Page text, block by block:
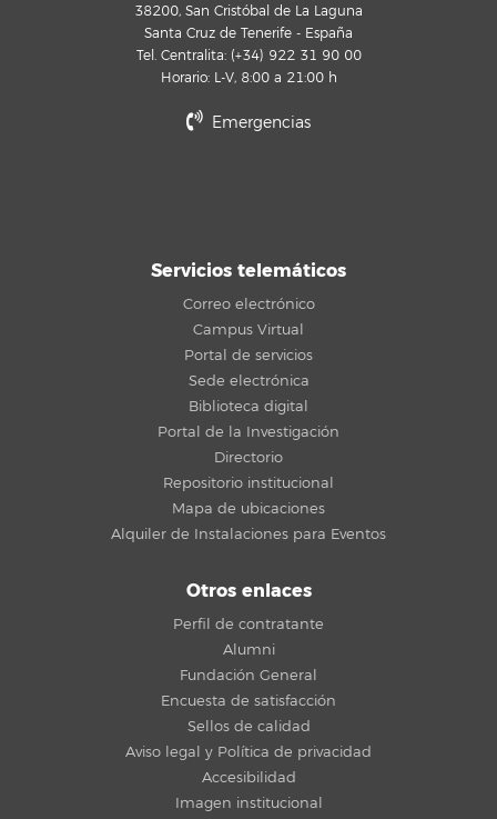
38200, San Cristóbal de La Laguna
Santa Cruz de Tenerife - España
Tel. Centralita: (+34) 922 31 90 00
Horario: L-V, 8:00 a 21:00 h
Emergencias
Servicios telemáticos
Correo electrónico
Campus Virtual
Portal de servicios
Sede electrónica
Biblioteca digital
Portal de la Investigación
Directorio
Repositorio institucional
Mapa de ubicaciones
Alquiler de Instalaciones para Eventos
Otros enlaces
Perfil de contratante
Alumni
Fundación General
Encuesta de satisfacción
Sellos de calidad
Aviso legal y Política de privacidad
Accesibilidad
Imagen institucional